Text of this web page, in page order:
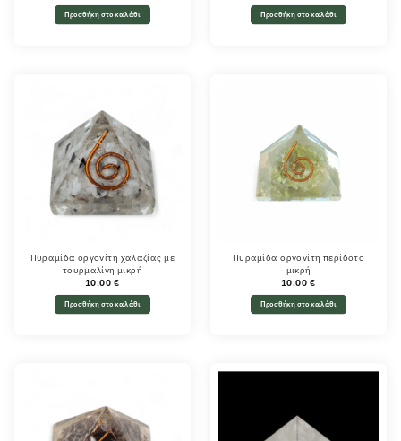
Προσθήκη στο καλάθι Προσθήκη στο καλάθι
Πυραμίδα οργονίτη χαλαζίας με
τουρμαλίνη μικρή
10.00 €
Προσθήκη στο καλάθι
Πυραμίδα οργονίτη περίδοτο
μικρή
10.00 €
Προσθήκη στο καλάθι